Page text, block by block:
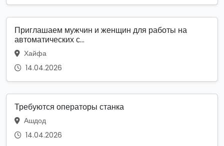
Приглашаем мужчин и женщин для работы на
автоматических с...
Хайфа
14.04.2026
Требуются операторы станка
Ашдод
14.04.2026